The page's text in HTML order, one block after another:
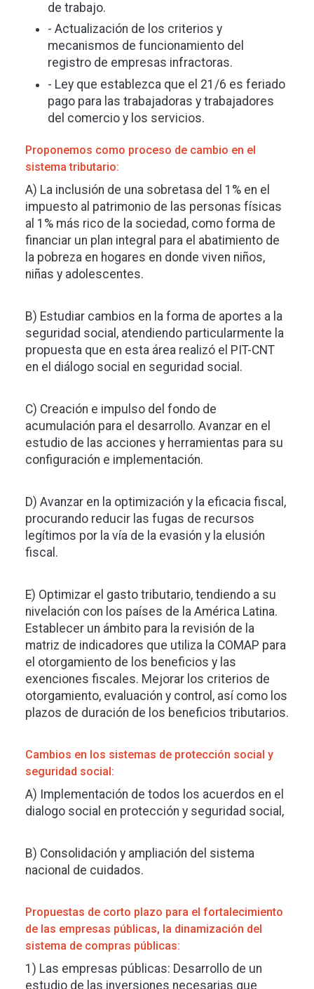
de trabajo.
- Actualización de los criterios y
mecanismos de funcionamiento del
registro de empresas infractoras.
- Ley que establezca que el 21/6 es feriado
pago para las trabajadoras y trabajadores
del comercio y los servicios.
Proponemos como proceso de cambio en el
sistema tributario:
A) La inclusión de una sobretasa del 1% en el
impuesto al patrimonio de las personas físicas
al 1% más rico de la sociedad, como forma de
financiar un plan integral para el abatimiento de
la pobreza en hogares en donde viven niños,
niñas y adolescentes.
B) Estudiar cambios en la forma de aportes a la
seguridad social, atendiendo particularmente la
propuesta que en esta área realizó el PIT-CNT
en el diálogo social en seguridad social.
C) Creación e impulso del fondo de
acumulación para el desarrollo. Avanzar en el
estudio de las acciones y herramientas para su
configuración e implementación.
D) Avanzar en la optimización y la eficacia fiscal,
procurando reducir las fugas de recursos
legítimos por la vía de la evasión y la elusión
fiscal.
E) Optimizar el gasto tributario, tendiendo a su
nivelación con los países de la América Latina.
Establecer un ámbito para la revisión de la
matriz de indicadores que utiliza la COMAP para
el otorgamiento de los beneficios y las
exenciones fiscales. Mejorar los criterios de
otorgamiento, evaluación y control, así como los
plazos de duración de los beneficios tributarios.
Cambios en los sistemas de protección social y
seguridad social:
A) Implementación de todos los acuerdos en el
dialogo social en protección y seguridad social,
B) Consolidación y ampliación del sistema
nacional de cuidados.
Propuestas de corto plazo para el fortalecimiento
de las empresas públicas, la dinamización del
sistema de compras públicas:
1) Las empresas públicas: Desarrollo de un
estudio de las inversiones necesarias que